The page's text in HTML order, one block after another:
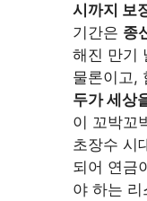
시까지 보
기간은 종
해진 만기
물론이고,
두가 세상
이 꼬박꼬
초장수 시
되어 연금
야 하는